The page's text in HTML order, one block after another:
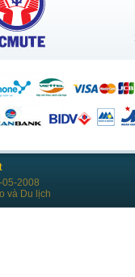
05-2008
và Du lịch